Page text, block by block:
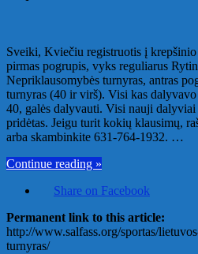
Sveiki, Kviečiu registruotis į
pirmas pogrupis, vyks reguliarus
Nepriklausomybės turnyras, antras
turnyras (40 ir virš). Visi kas
40, galės dalyvauti. Visi nauji
pridėtas. Jeigu turit kokių klausimų,
arba skambinkite 631-764-1932. …
Continue reading »
Share on Facebook
Permanent link to this article:
http://www.salfass.org/sportas/
turnyras/